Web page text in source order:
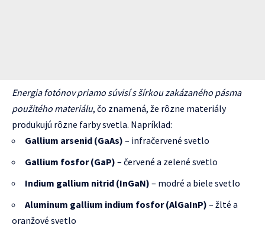
Energia fotónov priamo súvisí s šírkou zakázaného pásma
použitého materiálu, čo znamená, že rôzne materiály
produkujú rôzne farby svetla. Napríklad:
Gallium arsenid (GaAs) – infračervené svetlo
Gallium fosfor (GaP) – červené a zelené svetlo
Indium gallium nitrid (InGaN) – modré a biele svetlo
Aluminum gallium indium fosfor (AlGaInP) – žlté a
oranžové svetlo